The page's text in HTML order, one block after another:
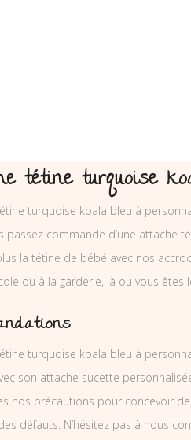
tétine turquoise
turquoise koala bleu à
passez commande d’une attache
la tétine de bébé avec nos
ou à la garderie, là ou vous êtes
turquoise koala bleu à
son attache sucette
nos précautions pour concevoir
défauts. N’hésitez pas à nous